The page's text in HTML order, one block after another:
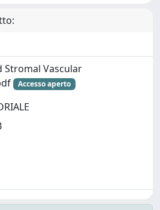
Stromal Vascular
Accesso aperto